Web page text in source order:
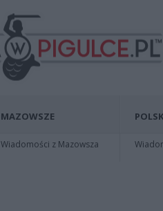
MAZOWSZE
Wiadomości z Mazowsza